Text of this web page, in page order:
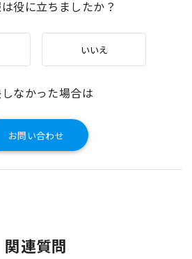
役に立ちましたか？
いいえ
なかった場合は
お問い合わせ
関連質問